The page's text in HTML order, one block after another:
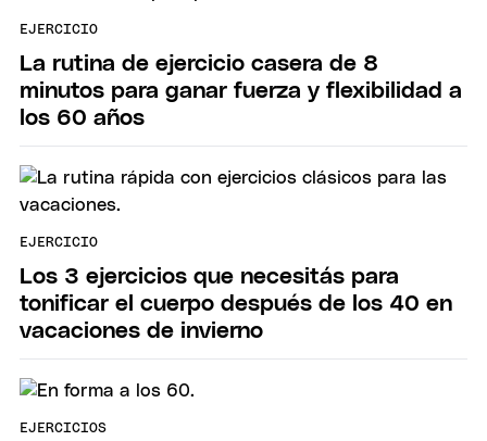
EJERCICIO
La rutina de ejercicio casera de 8
minutos para ganar fuerza y flexibilidad a
los 60 años
EJERCICIO
Los 3 ejercicios que necesitás para
tonificar el cuerpo después de los 40 en
vacaciones de invierno
EJERCICIOS